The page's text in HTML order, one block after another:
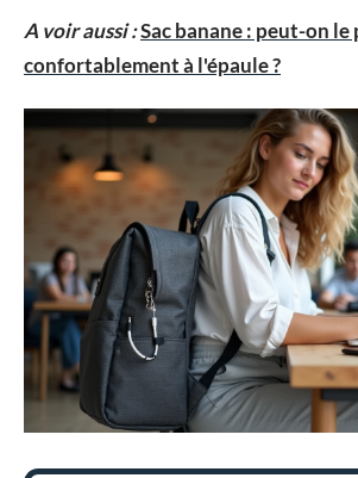
A voir aussi :Sac banane : peut-on
confortablement à l'épaule ?